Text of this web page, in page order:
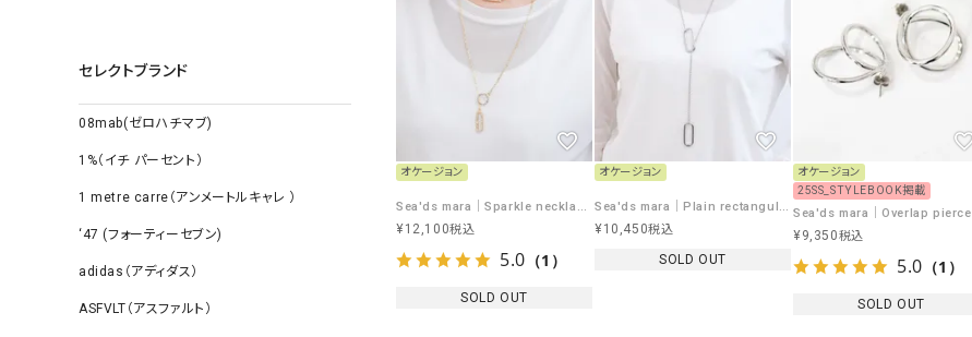
セレクトブランド
08mab(ゼロハチマブ)
1%（イチ パーセント）
1 metre carre（アンメートルキャレ ）
‘47 (フォーティーセブン)
adidas（アディダス）
ASFVLT（アスファルト）
オケージョン
Sea'ds mara｜Sparkle necklace [[22A3-83]][F]
¥12,100税込
5.0 （1）
SOLD OUT
オケージョン
Sea'ds mara｜Plain rectangular necklace [[24A1-07]][F]
¥10,450税込
SOLD OUT
オケージョン
25SS_STYLEBOOK掲載
¥9,350税込
5.0 （1）
SOLD OUT